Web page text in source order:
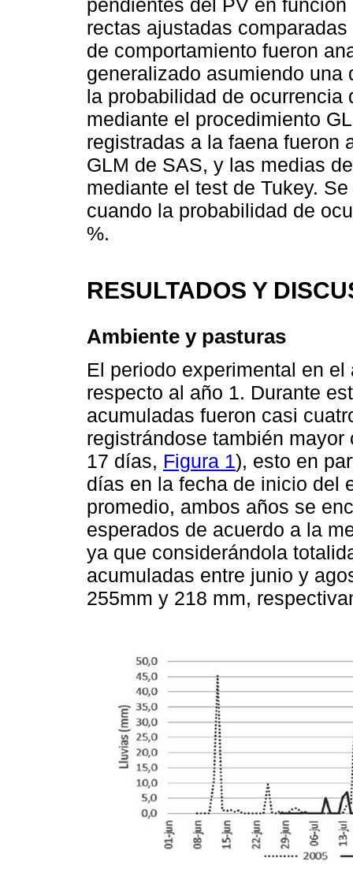
pendientes del PV en
rectas ajustadas
de comportamiento fueron
generalizado asumiendo
la probabilidad de
mediante el procedimiento
registradas a la faena fueron
GLM de SAS, y las medias
mediante el test de Tukey.
cuando la probabilidad de
%.
RESULTADOS Y
Ambiente y pasturas
El periodo experimental en
respecto al año 1. Durante
acumuladas fueron casi
registrándose también
17 días, Figura 1), esto en
días en la fecha de inicio del
promedio, ambos años se
esperados de acuerdo a la
ya que considerándola
acumuladas entre junio y
255mm y 218 mm,